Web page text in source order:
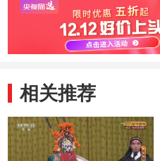
相关推荐